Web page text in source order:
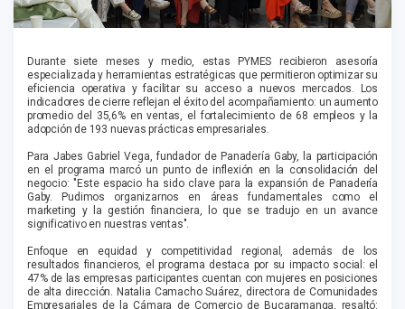
Durante siete meses y medio, estas PYMES recibieron asesoría
especializada y herramientas estratégicas que permitieron optimizar su
eficiencia operativa y facilitar su acceso a nuevos mercados. Los
indicadores de cierre reflejan el éxito del acompañamiento: un aumento
promedio del 35,6% en ventas, el fortalecimiento de 68 empleos y la
adopción de 193 nuevas prácticas empresariales.
Para Jabes Gabriel Vega, fundador de Panadería Gaby, la participación
en el programa marcó un punto de inflexión en la consolidación del
negocio: "Este espacio ha sido clave para la expansión de Panadería
Gaby. Pudimos organizarnos en áreas fundamentales como el
marketing y la gestión financiera, lo que se tradujo en un avance
significativo en nuestras ventas".
Enfoque en equidad y competitividad regional, además de los
resultados financieros, el programa destaca por su impacto social: el
47% de las empresas participantes cuentan con mujeres en posiciones
de alta dirección. Natalia Camacho Suárez, directora de Comunidades
Empresariales de la Cámara de Comercio de Bucaramanga, resaltó: